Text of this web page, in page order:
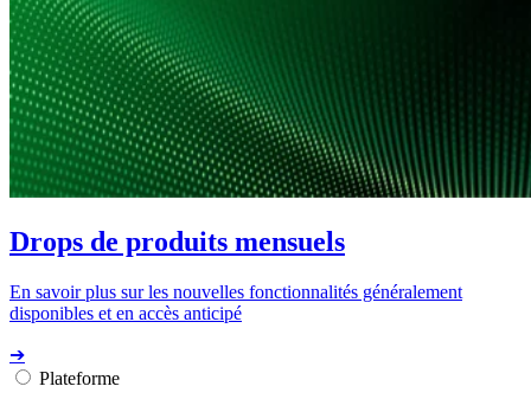
Drops de produits mensuels
En savoir plus sur les nouvelles fonctionnalités généralement
disponibles et en accès anticipé
➔
Plateforme